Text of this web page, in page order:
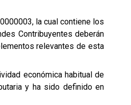
la cual contiene los
Contribuyentes deberán
relevantes de esta
económica habitual de
y ha sido definido en